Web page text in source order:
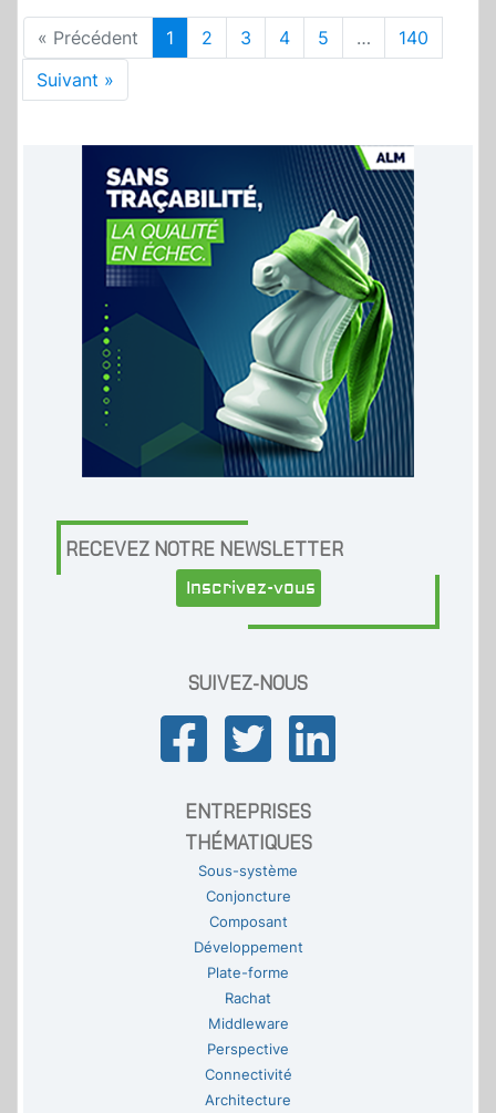
« Précédent 1 2 3 4 5 …
140
Suivant »
RECEVEZ NOTRE NEWSLETTER
Inscrivez-vous
SUIVEZ-NOUS
ENTREPRISES
THÉMATIQUES
Sous-système
Conjoncture
Composant
Développement
Plate-forme
Rachat
Middleware
Perspective
Connectivité
Architecture